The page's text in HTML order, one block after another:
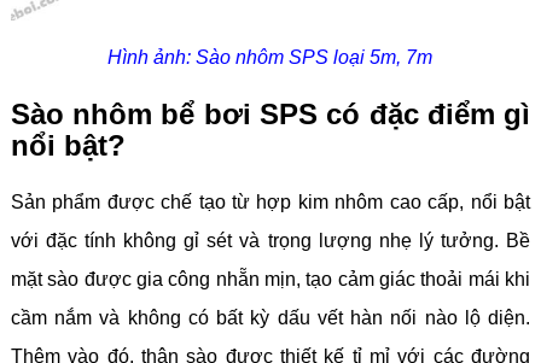
Hình ảnh: Sào nhôm SPS loại 5m, 7m
Sào nhôm bể bơi SPS có đặc điểm gì
nổi bật?
Sản phẩm được chế tạo từ hợp kim nhôm cao cấp, nổi bật
với đặc tính không gỉ sét và trọng lượng nhẹ lý tưởng. Bề
mặt sào được gia công nhẵn mịn, tạo cảm giác thoải mái khi
cầm nắm và không có bất kỳ dấu vết hàn nối nào lộ diện.
Thêm vào đó, thân sào được thiết kế tỉ mỉ với các đường